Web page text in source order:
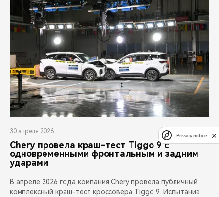
30 апреля 2026
Chery провела краш-тест Tiggo 9 с
одновременными фронтальным и задним
ударами
В апреле 2026 года компания Chery провела публичный
комплексный краш-тест кроссовера Tiggo 9. Испытание
Privacy notice